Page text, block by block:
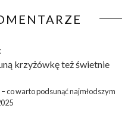
krzyżówkęteż świetnie
co warto podsunąć najmłodszym